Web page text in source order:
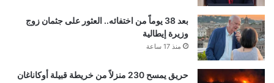
بعد 38 يوماً من اختفائه.. العثور على جثمان زوج
وزيرة إيطالية
منذ 17 ساعة
حريق يمسح 230 منزلاً من خريطة قبيلة أوكاناغان